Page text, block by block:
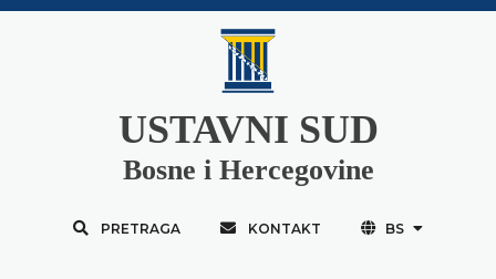
USTAVNI SUD
Bosne i Hercegovine
PRETRAGA KONTAKT BS